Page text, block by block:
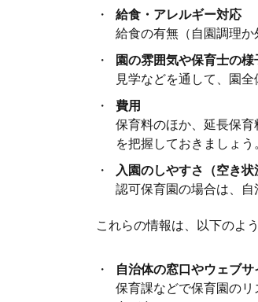
給食・アレルギー対応
給食の有無（自園調理か
園の雰囲気や保育士の様
見学などを通して、園
費用
保育料のほか、延長保
を把握しておきましょう
入園のしやすさ（空き状
認可保育園の場合は、自
これらの情報は、以下のよ
自治体の窓口やウェブサ
保育課などで保育園の